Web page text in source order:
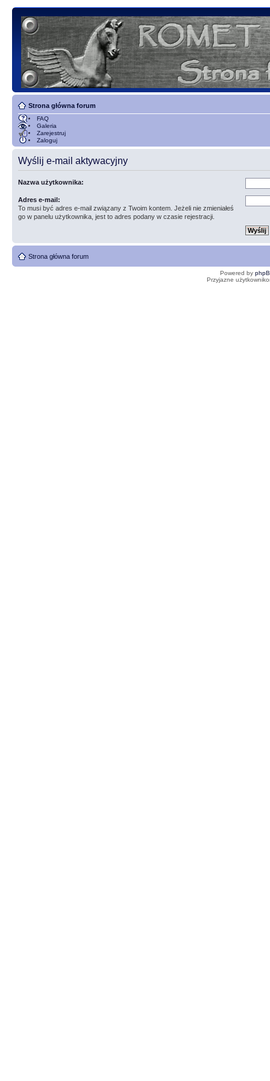
Strona główna forum
FAQ
Galeria
Zarejestruj
Zaloguj
Wyślij e-mail aktywacyjny
Nazwa użytkownika:
Adres e-mail:
To musi być adres e-mail związany z Twoim kontem. Jeżeli nie zmieniałeś
go w panelu użytkownika, jest to adres podany w czasie rejestracji.
Strona główna forum
Powered by
Przyjazne